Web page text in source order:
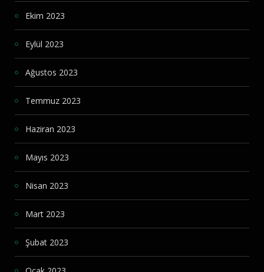
Ekim 2023
Eylül 2023
Ağustos 2023
Temmuz 2023
Haziran 2023
Mayıs 2023
Nisan 2023
Mart 2023
Şubat 2023